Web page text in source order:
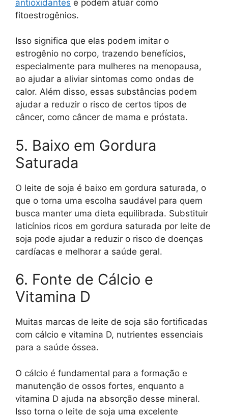
antioxidantes e podem atuar como
fitoestrogênios.
Isso significa que elas podem imitar o
estrogênio no corpo, trazendo benefícios,
especialmente para mulheres na menopausa,
ao ajudar a aliviar sintomas como ondas de
calor. Além disso, essas substâncias podem
ajudar a reduzir o risco de certos tipos de
câncer, como câncer de mama e próstata.
5. Baixo em Gordura
Saturada
O leite de soja é baixo em gordura saturada, o
que o torna uma escolha saudável para quem
busca manter uma dieta equilibrada. Substituir
laticínios ricos em gordura saturada por leite de
soja pode ajudar a reduzir o risco de doenças
cardíacas e melhorar a saúde geral.
6. Fonte de Cálcio e
Vitamina D
Muitas marcas de leite de soja são fortificadas
com cálcio e vitamina D, nutrientes essenciais
para a saúde óssea.
O cálcio é fundamental para a formação e
manutenção de ossos fortes, enquanto a
vitamina D ajuda na absorção desse mineral.
Isso torna o leite de soja uma excelente